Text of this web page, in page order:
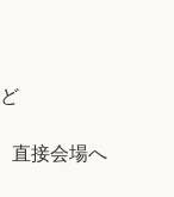
直接会場へ